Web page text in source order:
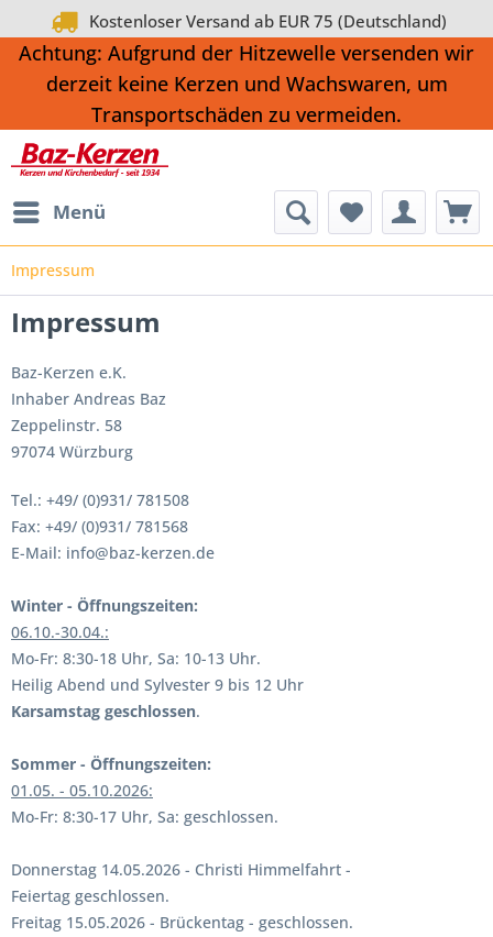
Kostenloser Versand ab EUR 75 (Deutschland)
Achtung: Aufgrund der Hitzewelle versenden wir
derzeit keine Kerzen und Wachswaren, um
Transportschäden zu vermeiden.
Menü
Impressum
Impressum
Baz-Kerzen e.K.
Inhaber Andreas Baz
Zeppelinstr. 58
97074 Würzburg
Tel.: +49/ (0)931/ 781508
Fax: +49/ (0)931/ 781568
E-Mail: info@baz-kerzen.de
Winter - Öffnungszeiten:
06.10.-30.04.:
Mo-Fr: 8:30-18 Uhr, Sa: 10-13 Uhr.
Heilig Abend und Sylvester 9 bis 12 Uhr
Karsamstag geschlossen.
Sommer - Öffnungszeiten:
01.05. - 05.10.2026:
Mo-Fr: 8:30-17 Uhr, Sa: geschlossen.
Donnerstag 14.05.2026 - Christi Himmelfahrt -
Feiertag geschlossen.
Freitag 15.05.2026 - Brückentag - geschlossen.